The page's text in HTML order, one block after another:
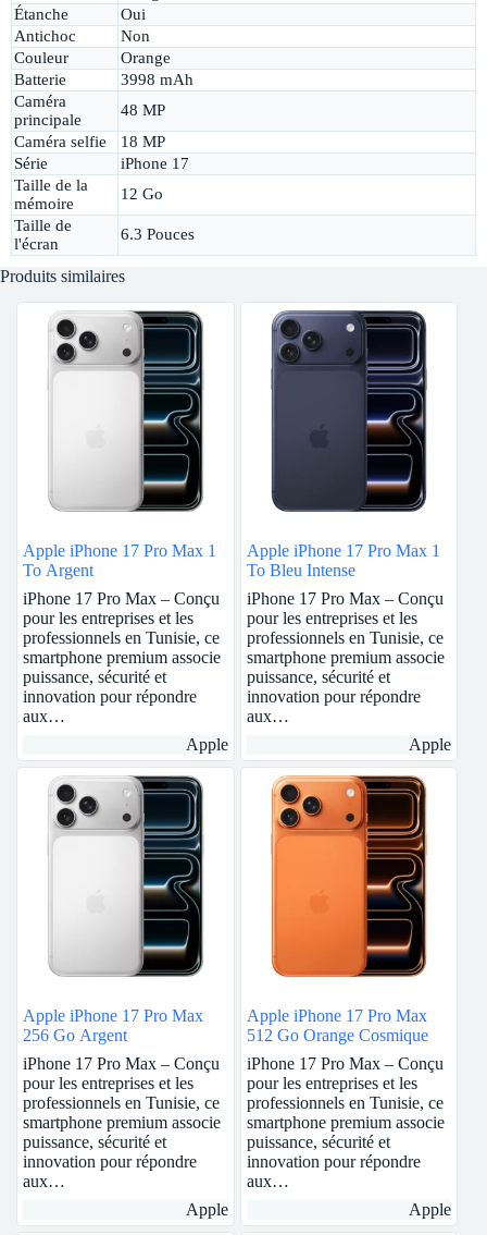
Étanche
Oui
Antichoc
Non
Couleur
Orange
Batterie
3998 mAh
Caméra
principale
48 MP
Caméra selfie
18 MP
Série
iPhone 17
Taille de la
mémoire
12 Go
Taille de
l'écran
6.3 Pouces
Produits similaires
Apple iPhone 17 Pro Max 1
To Argent
iPhone 17 Pro Max – Conçu
pour les entreprises et les
professionnels en Tunisie, ce
smartphone premium associe
puissance, sécurité et
innovation pour répondre
aux…
Apple
Apple iPhone 17 Pro Max 1
To Bleu Intense
iPhone 17 Pro Max – Conçu
pour les entreprises et les
professionnels en Tunisie, ce
smartphone premium associe
puissance, sécurité et
innovation pour répondre
aux…
Apple
Apple iPhone 17 Pro Max
256 Go Argent
iPhone 17 Pro Max – Conçu
pour les entreprises et les
professionnels en Tunisie, ce
smartphone premium associe
puissance, sécurité et
innovation pour répondre
aux…
Apple
Apple iPhone 17 Pro Max
512 Go Orange Cosmique
iPhone 17 Pro Max – Conçu
pour les entreprises et les
professionnels en Tunisie, ce
smartphone premium associe
puissance, sécurité et
innovation pour répondre
aux…
Apple